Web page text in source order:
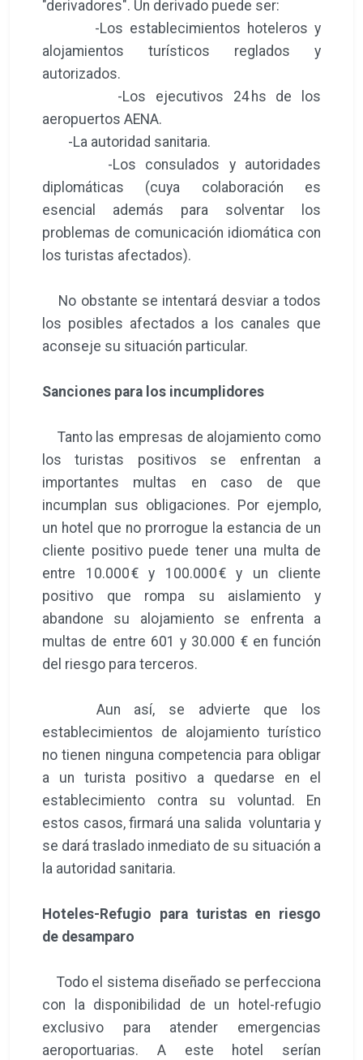
"derivadores". Un derivado puede ser:
-Los establecimientos hoteleros y
alojamientos turísticos reglados y
autorizados.
-Los ejecutivos 24 hs de los
aeropuertos AENA.
-La autoridad sanitaria.
-Los consulados y autoridades
diplomáticas (cuya colaboración es
esencial además para solventar los
problemas de comunicación idiomática con
los turistas afectados).
No obstante se intentará desviar a todos
los posibles afectados a los canales que
aconseje su situación particular.
Sanciones para los incumplidores
Tanto las empresas de alojamiento como
los turistas positivos se enfrentan a
importantes multas en caso de que
incumplan sus obligaciones. Por ejemplo,
un hotel que no prorrogue la estancia de un
cliente positivo puede tener una multa de
entre 10.000 € y 100.000 € y un cliente
positivo que rompa su aislamiento y
abandone su alojamiento se enfrenta a
multas de entre 601 y 30.000 € en función
del riesgo para terceros.
Aun así, se advierte que los
establecimientos de alojamiento turístico
no tienen ninguna competencia para obligar
a un turista positivo a quedarse en el
establecimiento contra su voluntad. En
estos casos, firmará una salida voluntaria y
se dará traslado inmediato de su situación a
la autoridad sanitaria.
Hoteles-Refugio para turistas en riesgo
de desamparo
Todo el sistema diseñado se perfecciona
con la disponibilidad de un hotel-refugio
exclusivo para atender emergencias
aeroportuarias. A este hotel serían